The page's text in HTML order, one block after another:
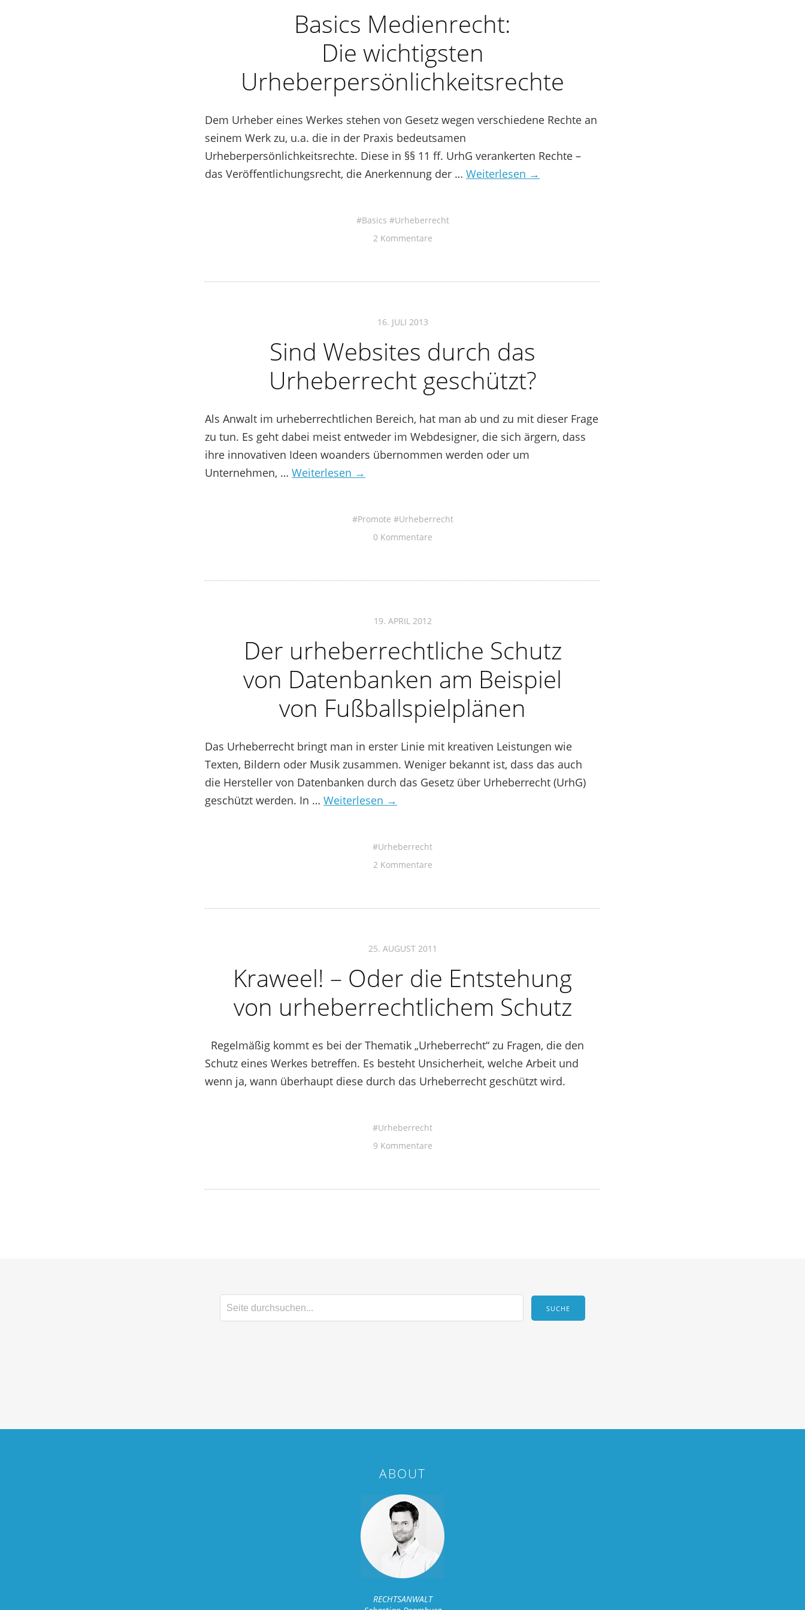
Basics Medienrecht:
Die wichtigsten
Urheberpersönlichkeitsrechte
Dem Urheber eines Werkes stehen von Gesetz wegen verschiedene Rechte an
seinem Werk zu, u.a. die in der Praxis bedeutsamen
Urheberpersönlichkeitsrechte. Diese in §§ 11 ff. UrhG verankerten Rechte –
das Veröffentlichungsrecht, die Anerkennung der … Weiterlesen →
Basics
Urheberrecht
2 Kommentare
16. JULI 2013
Sind Websites durch das
Urheberrecht geschützt?
Als Anwalt im urheberrechtlichen Bereich, hat man ab und zu mit dieser Frage
zu tun. Es geht dabei meist entweder im Webdesigner, die sich ärgern, dass
ihre innovativen Ideen woanders übernommen werden oder um
Unternehmen, … Weiterlesen →
Promote
Urheberrecht
0 Kommentare
19. APRIL 2012
Der urheberrechtliche Schutz
von Datenbanken am Beispiel
von Fußballspielplänen
Das Urheberrecht bringt man in erster Linie mit kreativen Leistungen wie
Texten, Bildern oder Musik zusammen. Weniger bekannt ist, dass das auch
die Hersteller von Datenbanken durch das Gesetz über Urheberrecht (UrhG)
geschützt werden. In … Weiterlesen →
Urheberrecht
2 Kommentare
25. AUGUST 2011
Kraweel! – Oder die Entstehung
von urheberrechtlichem Schutz
Regelmäßig kommt es bei der Thematik „Urheberrecht“ zu Fragen, die den
Schutz eines Werkes betreffen. Es besteht Unsicherheit, welche Arbeit und
wenn ja, wann überhaupt diese durch das Urheberrecht geschützt wird.
Urheberrecht
9 Kommentare
ABOUT
RECHTSANWALT